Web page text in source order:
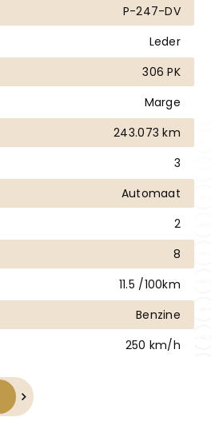
P-247-DV
Leder
306 PK
Marge
243.073 km
3
Automaat
2
8
11.5 /100km
Benzine
250 km/h